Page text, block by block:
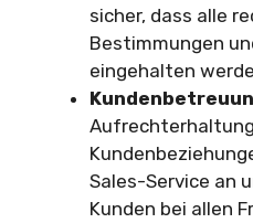
sicher, dass alle
Bestimmungen
eingehalten
Sales-Service an
Kunden bei allen